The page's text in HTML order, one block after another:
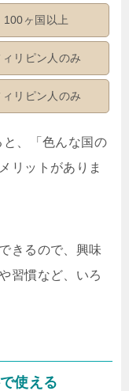
100ヶ国以上
ィリピン人のみ
ィリピン人のみ
、「色んな国の
リットがありま
きるので、興味
習慣など、いろ
使える